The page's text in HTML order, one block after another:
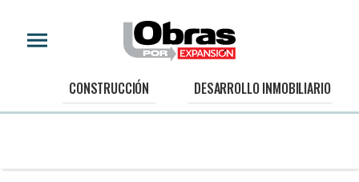
CONSTRUCCIÓN DESARROLLO INMOBILIARIO